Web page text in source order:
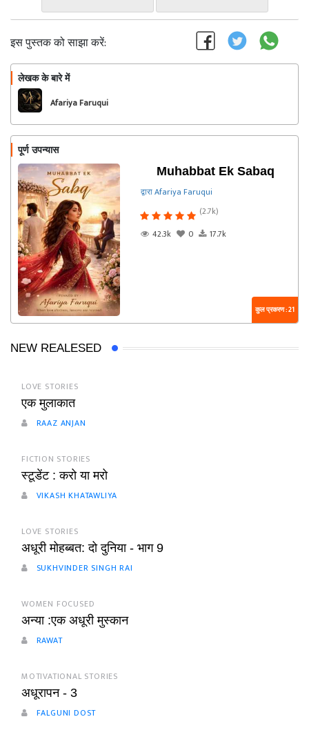
इस पुस्तक को साझा करें:
लेखक के बारे में
Afariya Faruqui
पूर्ण उपन्यास
Muhabbat Ek Sabaq
द्वारा Afariya Faruqui
(2.7k)
42.3k
0 17.7k
कुल प्रकरण : 21
NEW REALESED
LOVE STORIES
एक मुलाकात
RAAZ ANJAN
FICTION STORIES
स्टूडेंट : करो या मरो
VIKASH KHATAWLIYA
LOVE STORIES
अधूरी मोहब्बत: दो दुनिया - भाग 9
SUKHVINDER SINGH RAI
WOMEN FOCUSED
अन्या :एक अधूरी मुस्कान
RAWAT
MOTIVATIONAL STORIES
अधूरापन - 3
FALGUNI DOST